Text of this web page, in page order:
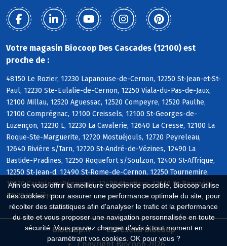
Afin de vous offrir la meilleure expérience possible, Biocoop utilise
des cookies : pour assurer une performance optimale du site, pour
récolter des statistiques afin d'analyser le trafic et la performance
du site et vous proposer une navigation personnalisée en toute
sécurité. Vous pouvez changer d'avis à tout moment en
paramétrant vos cookies. OK pour vous ?
Votre magasin Biocoop Des Cascades (12100) est
proche de :
48150 Le Rozier, 12230 Lapanouse-de-Cernon, 12250 St-Jean-et-St-
Paul, 12230 Ste-Eulalie-de-Cernon, 12250 Viala-du-Pas-de-Jaux,
12100 Millau, 12520 Aguessac, 12520 Compeyre, 12520 Paulhe,
12100 Comprégnac, 12100 Creissels, 12100 St-Georges-de-
Luzençon, 12230 L, 12230 La Cavalerie, 12640 La Cresse, 12100 La
Roque-Ste-Marguerite, 12720 Mostuéjouls, 12720 Peyreleau,
12640 Rivière s/Tarn, 12720 St-André-de-Vézines, 12490 La
Bastide-Pradines, 12250 Roquefort s/Soulzon, 12400 St-Affrique,
12250 St-Jean-d, 12490 St-Rome-de-Cernon, 12250 Tournemire,
12620 Castelnau-Pégayrols, 12490 Montjaux, 12620 St-Beauzély,
12520 Verrières
Biocoop.fr
Le réseau Biocoop